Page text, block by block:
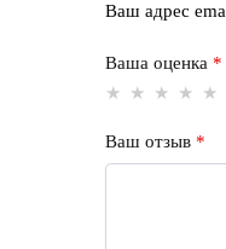
Ваш адрес
Ваша оценка *
Ваш отзыв *